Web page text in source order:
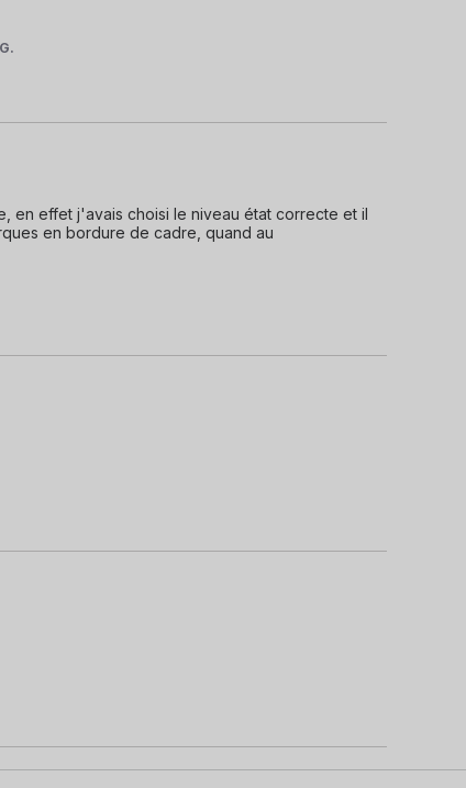
en effet j'avais choisi le niveau état correcte et il
en bordure de cadre, quand au